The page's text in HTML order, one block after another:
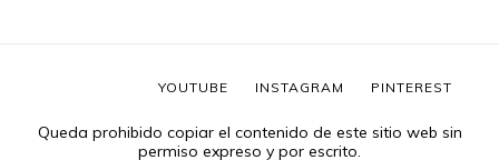
Queda prohibido copiar el contenido de este sitio web sin
permiso expreso y por escrito.
YOUTUBE INSTAGRAM PINTEREST